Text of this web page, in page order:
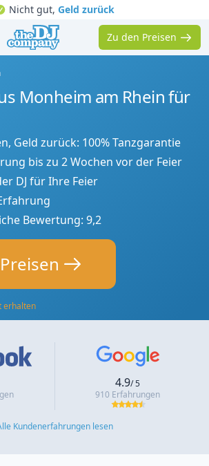
Nicht gut,Geld zurück
Zu den Preisen
Monheim am Rhein für
Geld zurück: 100% Tanzgarantie
bis zu 2 Wochen vor der Feier
DJ für Ihre Feier
Bewertung: 9,2
erhalten
4.9/ 5
910 Erfahrungen
Kundenerfahrungen lesen